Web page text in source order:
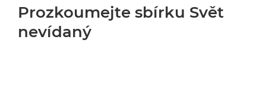
Prozkoumejte sbírku Svět
nevídaný